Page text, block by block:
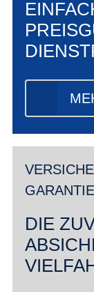
GARANTIE
DIE